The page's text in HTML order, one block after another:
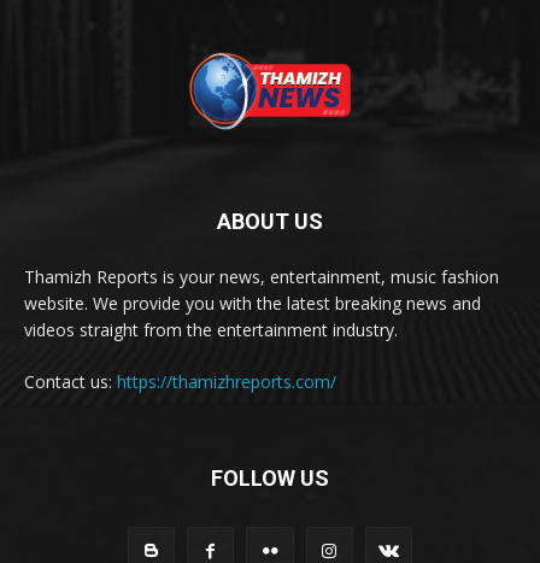
ABOUT US
Thamizh Reports is your news, entertainment, music fashion
website. We provide you with the latest breaking news and
videos straight from the entertainment industry.
Contact us: https://thamizhreports.com/
FOLLOW US